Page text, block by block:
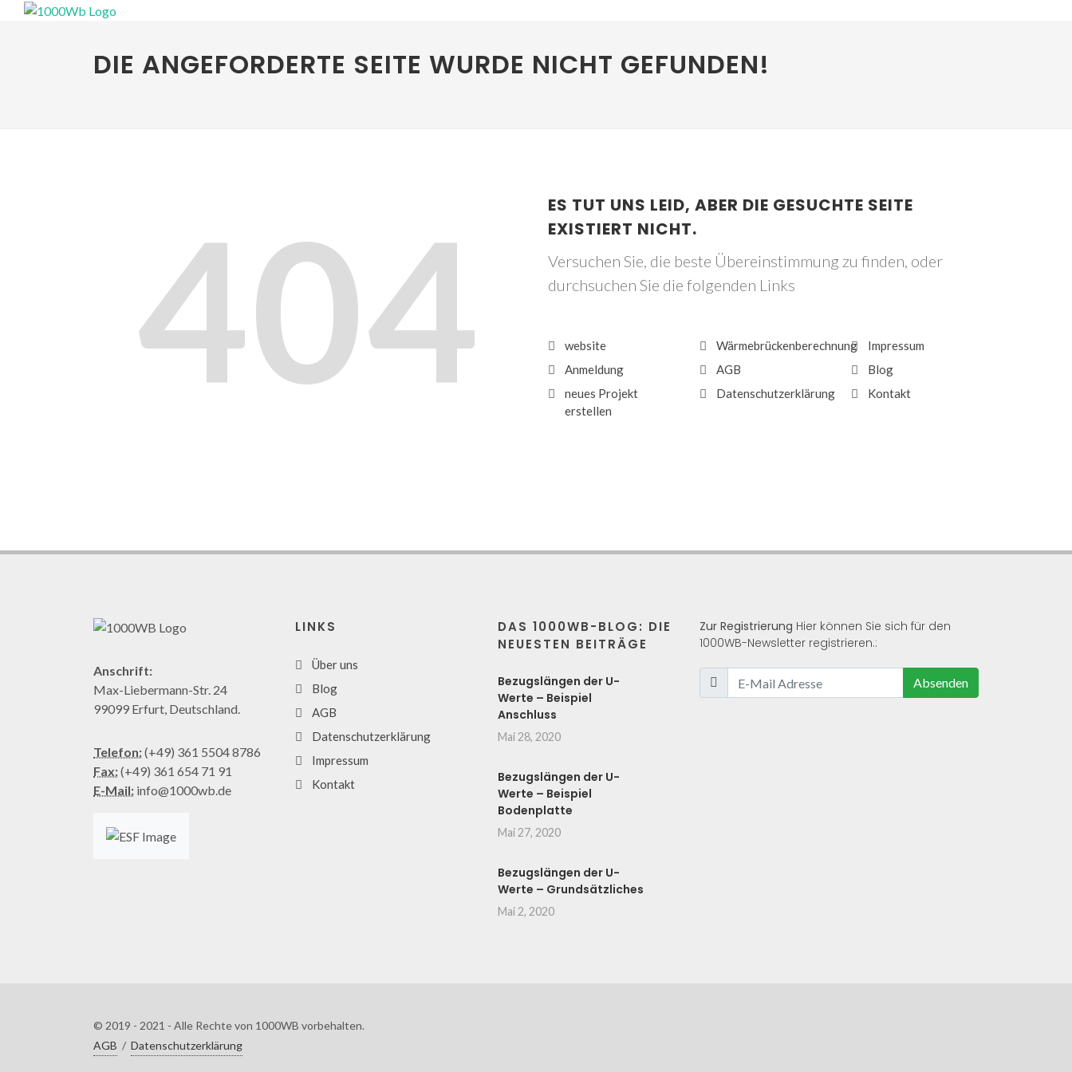
DIE ANGEFORDERTE SEITE WURDE NICHT GEFUNDEN!
404
ES TUT UNS LEID, ABER DIE GESUCHTE SEITE
EXISTIERT NICHT.
Versuchen Sie, die beste Übereinstimmung zu finden, oder
durchsuchen Sie die folgenden Links
website
Anmeldung
neues Projekt
erstellen
Wärmebrückenberechnung
AGB
Datenschutzerklärung
Impressum
Blog
Kontakt
Anschrift:
Max-Liebermann-Str. 24
99099 Erfurt, Deutschland.
Telefon:(+49) 361 5504 8786
Fax:(+49) 361 654 71 91
E-Mail: info@1000wb.de
LINKS
Über uns
Blog
AGB
Datenschutzerklärung
Impressum
Kontakt
DAS 1000WB-BLOG: DIE
NEUESTEN BEITRÄGE
Bezugslängen der U-
Werte – Beispiel
Anschluss
Mai 28, 2020
Bezugslängen der U-
Werte – Beispiel
Bodenplatte
Mai 27, 2020
Bezugslängen der U-
Werte – Grundsätzliches
Mai 2, 2020
Zur Registrierung Hier können Sie sich für den
1000WB-Newsletter registrieren.:
Absenden
© 2019 - 2021 - Alle Rechte von 1000WB vorbehalten.
AGB / Datenschutzerklärung